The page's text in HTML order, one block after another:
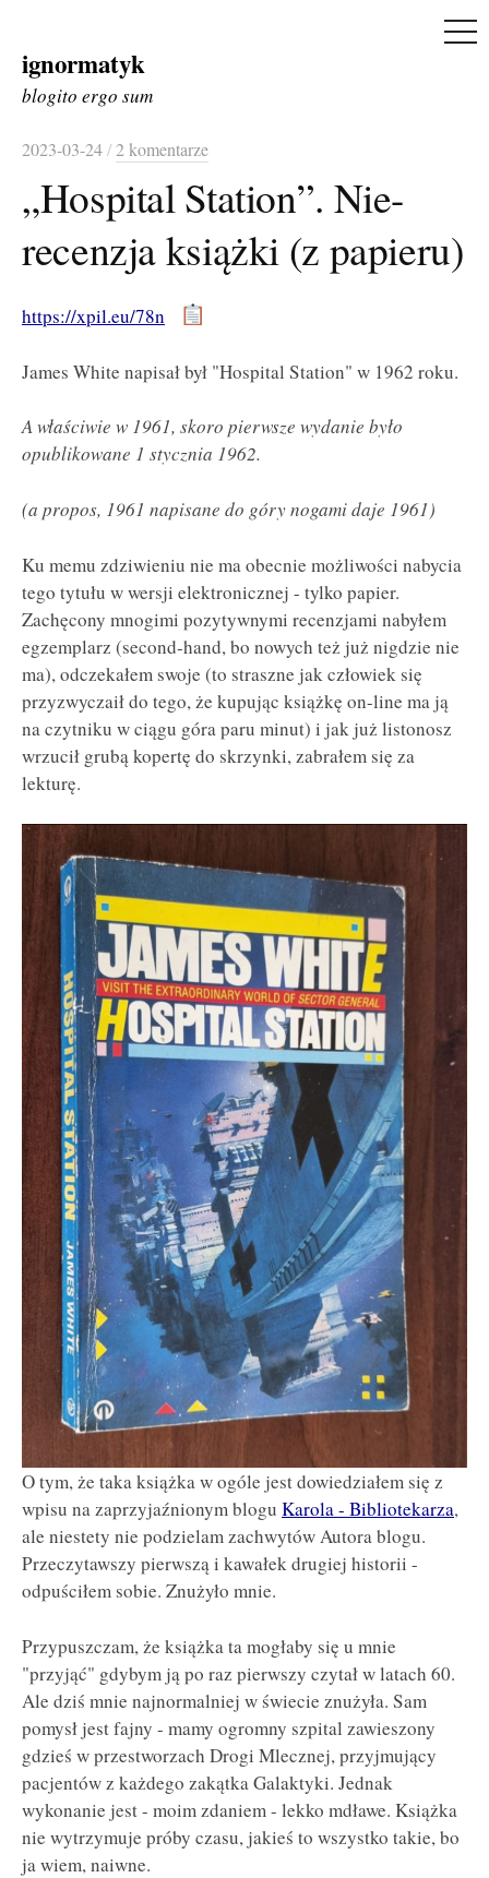
Skip
to
ignormatyk
blogito ergo sum
2023-03-24/2 komentarze
„Hospital Station”. Nie-
recenzja książki (z papieru)
https://xpil.eu/78n
James White napisał był "Hospital Station" w 1962 roku.
A właściwie w 1961, skoro pierwsze wydanie było
opublikowane 1 stycznia 1962.
(a propos, 1961 napisane do góry nogami daje 1961)
Ku memu zdziwieniu nie ma obecnie możliwości nabycia
tego tytułu w wersji elektronicznej - tylko papier.
Zachęcony mnogimi pozytywnymi recenzjami nabyłem
egzemplarz (second-hand, bo nowych też już nigdzie nie
ma), odczekałem swoje (to straszne jak człowiek się
przyzwyczaił do tego, że kupując książkę on-line ma ją
na czytniku w ciągu góra paru minut) i jak już listonosz
wrzucił grubą kopertę do skrzynki, zabrałem się za
lekturę.
O tym, że taka książka w ogóle jest dowiedziałem się z
wpisu na zaprzyjaźnionym blogu Karola - Bibliotekarza,
ale niestety nie podzielam zachwytów Autora blogu.
Przeczytawszy pierwszą i kawałek drugiej historii -
odpuściłem sobie. Znużyło mnie.
Przypuszczam, że książka ta mogłaby się u mnie
"przyjąć" gdybym ją po raz pierwszy czytał w latach 60.
Ale dziś mnie najnormalniej w świecie znużyła. Sam
pomysł jest fajny - mamy ogromny szpital zawieszony
gdzieś w przestworzach Drogi Mlecznej, przyjmujący
pacjentów z każdego zakątka Galaktyki. Jednak
wykonanie jest - moim zdaniem - lekko mdławe. Książka
nie wytrzymuje próby czasu, jakieś to wszystko takie, bo
ja wiem, naiwne.